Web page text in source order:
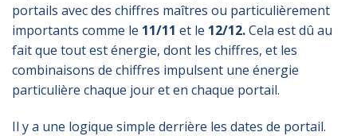
portails avec des chiffres maîtres ou particulièrement
importants comme le 11/11 et le 12/12.Cela est dû au
fait que tout est énergie, dont les chiffres, et les
combinaisons de chiffres impulsent une énergie
particulière chaque jour et en chaque portail.
Il y a une logique simple derrière les dates de portail.